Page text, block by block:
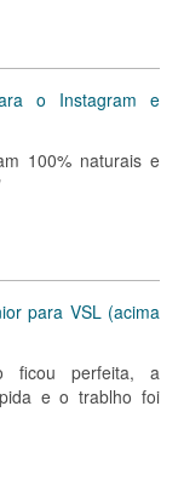
o Instagram e
100% naturais e
para VSL (acima
ficou perfeita, a
e o trablho foi